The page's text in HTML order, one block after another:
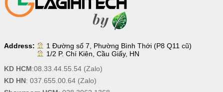
Address:
1 Đường số 7, Phường Bình Thới (P8 Q11 cũ)
1/2 P. Chí Kiên, Cầu Giấy, HN
KD HCM:08.33.44.55.54(Zalo)
KD HN: 037.655.00.64(Zalo)